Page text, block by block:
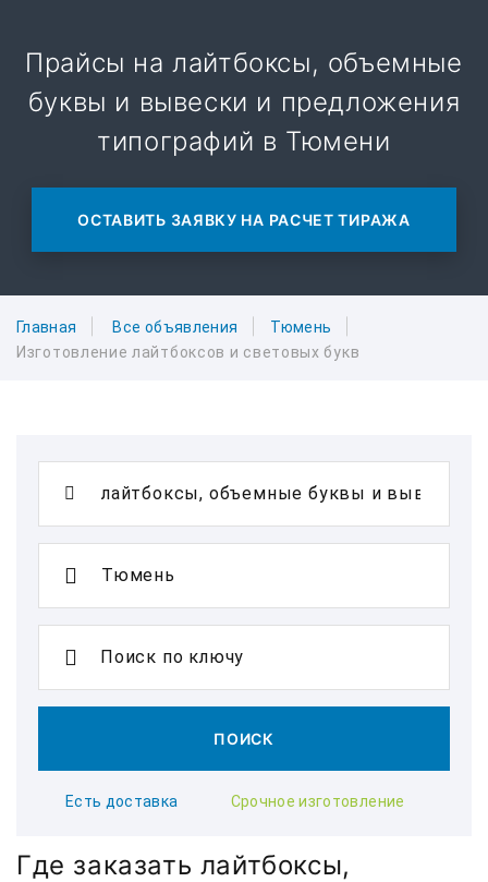
Прайсы на лайтбоксы, объемные
буквы и вывески и предложения
типографий в Тюмени
ОСТАВИТЬ ЗАЯВКУ НА РАСЧЕТ ТИРАЖА
Главная Все объявления
Тюмень
Изготовление лайтбоксов и световых букв
Поиск по ключу
ПОИСК
Есть доставка Срочное изготовление
Где заказать лайтбоксы,